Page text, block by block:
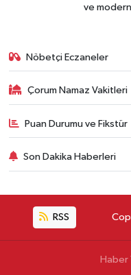
ve
Nöbetçi Eczaneler
Çorum Namaz Vakitleri
Puan Durumu ve Fikstür
Son Dakika Haberleri
RSS
Haber